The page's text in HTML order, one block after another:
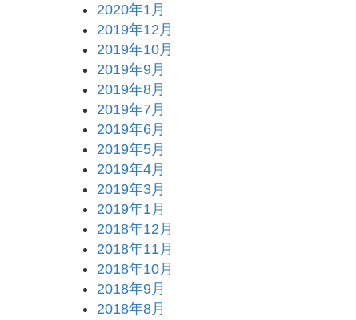
2020年1月
2019年12月
2019年10月
2019年9月
2019年8月
2019年7月
2019年6月
2019年5月
2019年4月
2019年3月
2019年1月
2018年12月
2018年11月
2018年10月
2018年9月
2018年8月